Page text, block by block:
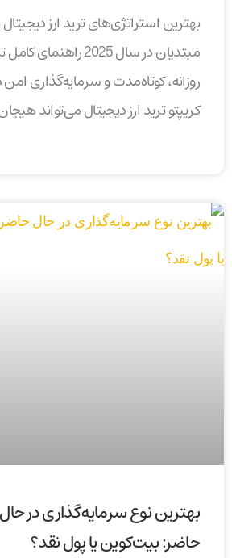
بهترین استراتژی‌های ترید ارز دیجیتال
مبتدیان در سال 2025 راهنمای
روزانه، کوتاه‌مدت و سرمایه‌گذاری امن
کریپتو ترید ارز دیجیتال می‌تواند
بهترین نوع سرمایه‌گذاری در حال
حاضر: بیت‌کوین یا پول نقد؟